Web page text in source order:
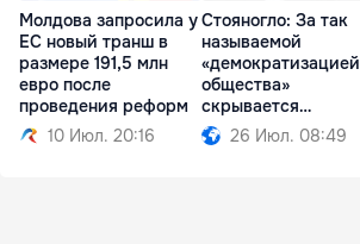
Молдова запросила у
ЕС новый транш в
размере 191,5 млн
евро после
проведения реформ
10 Июл. 20:16
Стояногло: За так
называемой
«демократизацией
общества»
скрывается
проедание денег
26 Июл. 08:49